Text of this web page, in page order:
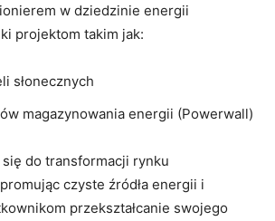
w dziedzinie energii
projektom takim jak:
słonecznych
magazynowania energii (Powerwall)
do transformacji rynku
czyste źródła energii i
przekształcanie swojego